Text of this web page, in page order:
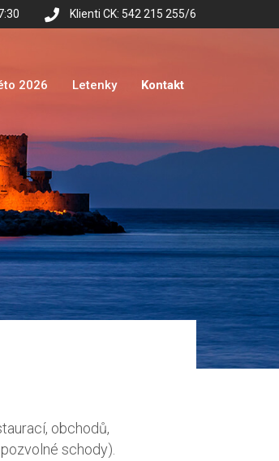
Klienti CK: 542 215 255/6
2026 Letenky Kontakt
obchodů,
schody).